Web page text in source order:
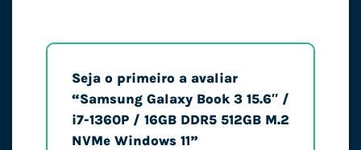
Seja o primeiro a avaliar
“Samsung Galaxy Book 3 15.6″ /
i7-1360P / 16GB DDR5 512GB M.2
NVMe Windows 11”